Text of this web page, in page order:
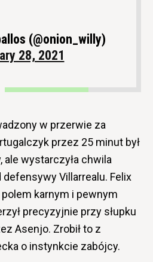
(@onion_willy)
28, 2021
w przerwie za
przez 25 minut był
ale wystarczyła chwila
defensywy Villarrealu. Felix
polem karnym i pewnym
precyzyjnie przy słupku
Asenjo. Zrobił to z
o instynkcie zabójcy.